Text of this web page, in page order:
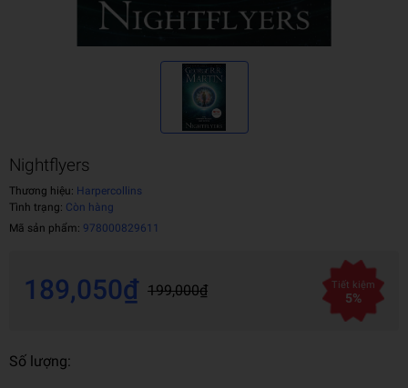
Nightflyers
Thương hiệu: Harpercollins
Tình trạng: Còn hàng
Mã sản phẩm: 978000829611
189,050₫ 199,000₫ Tiết kiệm
5%
Số lượng: